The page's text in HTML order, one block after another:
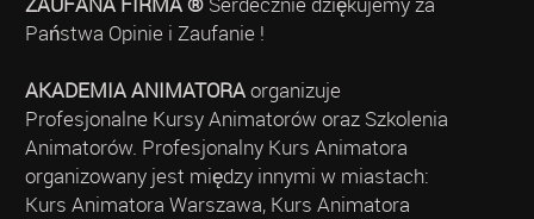
Państwa Opinie i Zaufanie !
AKADEMIA ANIMATORAorganizuje
Profesjonalne Kursy Animatorów oraz Szkolenia
Animatorów. Profesjonalny Kurs Animatora
organizowany jest między innymi w miastach:
Kurs Animatora Warszawa, Kurs Animatora